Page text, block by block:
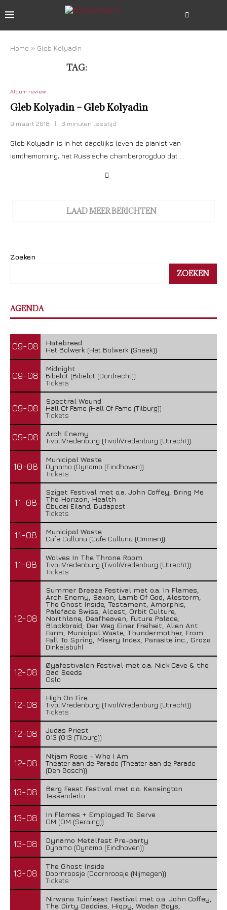
Home » Gleb Kolyadin
TAG:
Album review
Gleb Kolyadin – Gleb Kolyadin
9 maart 2018 3 minuten leestijd
Gleb Kolyadin is in het dagelijks leven de pianist van
iamthemorning, het Russische chamberprogduo dat …
LAAD MEER BERICHTEN
Zoeken
ZOEKEN
AGENDA
09-08
Hatebreed
Het Bolwerk (Het Bolwerk (Sneek))
09-08
Midnight
Bibelot (Bibelot (Dordrecht))
Tickets
09-08
Spectral Wound
Hall Of Fame (Hall Of Fame (Tilburg))
Tickets
09-08
Arch Enemy
TivoliVredenburg (TivoliVredenburg (Utrecht))
10-08
Municipal Waste
Dynamo (Dynamo (Eindhoven))
Tickets
11-08
Sziget Festival met o.a. John Coffey, Bring Me
The Horizon, Health
Óbudai Eiland, Budapest
Tickets
11-08
Municipal Waste
Cafe Calluna (Cafe Calluna (Ommen))
11-08
Wolves In The Throne Room
TivoliVredenburg (TivoliVredenburg (Utrecht))
Tickets
12-08
Summer Breeze Festival met o.a. In Flames,
Arch Enemy, Saxon, Lamb Of God, Alestorm,
The Ghost Inside, Testament, Amorphis,
Paleface Swiss, Alcest, Orbit Culture,
Northlane, Deafheaven, Future Palace,
Blackbraid, Der Weg Einer Freiheit, Alien Ant
Farm, Municipal Waste, Thundermother, From
Fall To Spring, Misery Index, Parasite inc., Groza
Dinkelsbühl
12-08
Øyafestivalen Festival met o.a. Nick Cave & the
Bad Seeds
Oslo
12-08
High On Fire
TivoliVredenburg (TivoliVredenburg (Utrecht))
Tickets
12-08
Judas Priest
013 (013 (Tilburg))
12-08
Ntjam Rosie - Who I Am
Theater aan de Parade (Theater aan de Parade
(Den Bosch))
13-08
Berg Feest Festival met o.a. Kensington
Tessenderlo
13-08
In Flames + Employed To Serve
OM (OM (Seraing))
13-08
Dynamo Metalfest Pre-party
Dynamo (Dynamo (Eindhoven))
13-08
The Ghost Inside
Doornroosje (Doornroosje (Nijmegen))
Tickets
Nirwana Tuinfeest Festival met o.a. John Coffey,
The Dirty Daddies, Hiqpy, Wodan Boys,